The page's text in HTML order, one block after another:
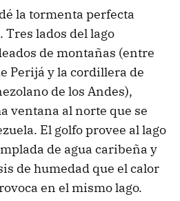
la tormenta perfecta
lados del lago
de montañas (entre
Perijá y la cordillera de
de los Andes),
ventana al norte que se
El golfo provee al lago
de agua caribeña y
de humedad que el calor
en el mismo lago.